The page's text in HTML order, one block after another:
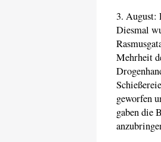
3. August:
Diesmal
Mehrheit
geworfen
gaben die